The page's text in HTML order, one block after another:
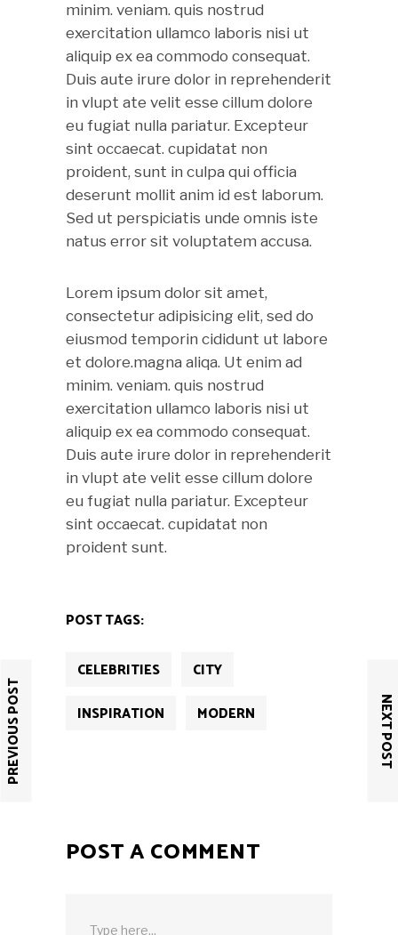
minim. veniam. quis nostrud
exercitation ullamco laboris nisi ut
aliquip ex ea commodo consequat.
Duis aute irure dolor in reprehenderit
in vlupt ate velit esse cillum dolore
eu fugiat nulla pariatur. Excepteur
sint occaecat. cupidatat non
proident, sunt in culpa qui officia
deserunt mollit anim id est laborum.
Sed ut perspiciatis unde omnis iste
natus error sit voluptatem accusa.
Lorem ipsum dolor sit amet,
consectetur adipisicing elit, sed do
eiusmod temporin cididunt ut labore
et dolore.magna aliqa. Ut enim ad
minim. veniam. quis nostrud
exercitation ullamco laboris nisi ut
aliquip ex ea commodo consequat.
Duis aute irure dolor in reprehenderit
in vlupt ate velit esse cillum dolore
eu fugiat nulla pariatur. Excepteur
sint occaecat. cupidatat non
proident sunt.
POST TAGS:
CELEBRITIES
CITY
INSPIRATION
MODERN
PREVIOUS POST NEXT POST
POST A COMMENT